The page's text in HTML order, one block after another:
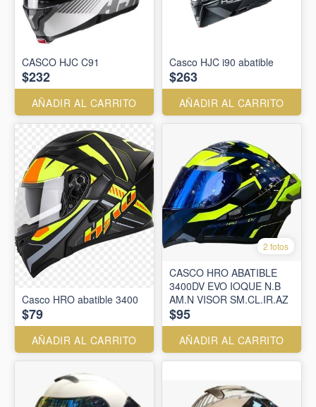
CASCO HJC C91
$232
AÑADIR AL CARRITO
Casco HJC i90 abatible
$263
AÑADIR AL CARRITO
Casco HRO abatible 3400
$79
AÑADIR AL CARRITO
2 fotos
CASCO HRO ABATIBLE
3400DV EVO IOQUE N.B
AM.N VISOR SM.CL.IR.AZ
$95
AÑADIR AL CARRITO